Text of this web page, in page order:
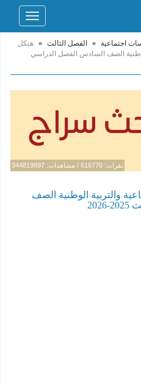
Toggle
اجتماعية » الفصل الثالث » هيكل
الصف السادس الفصل الدراسي
نقرات: 616770 / مشاهدات: 344819897
والتربية الوطنية الصف